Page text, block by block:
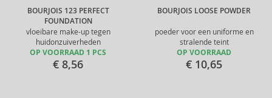
BOURJOIS 123 PERFECT
FOUNDATION
vloeibare make-up tegen
huidonzuiverheden
OP VOORRAAD 1 PCS
€ 8,56
BOURJOIS LOOSE POWDER
poeder voor een uniforme en
stralende teint
OP VOORRAAD
€ 10,65